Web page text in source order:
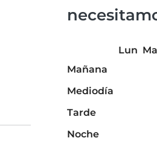
Lun
Mañana
Mediodía
Tarde
Noche